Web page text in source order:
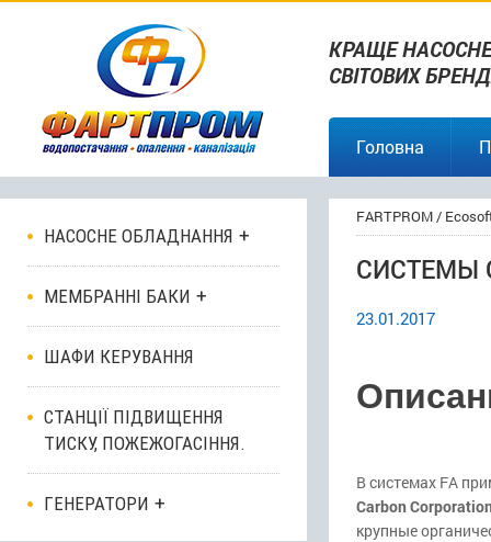
КРАЩЕ
СВІТОВИХ
Головна
НАСОСНЕ ОБЛАДНАННЯ
МЕМБРАННІ БАКИ
ШАФИ КЕРУВАННЯ
СТАНЦІЇ ПІДВИЩЕННЯ
ТИСКУ, ПОЖЕЖОГАСІННЯ.
ГЕНЕРАТОРИ
FARTPROM/
СИСТЕМЫ
23.01.2017
В системах FA
Carbon
крупные